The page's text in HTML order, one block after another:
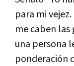
para mi
me caben las
una persona
ponderación